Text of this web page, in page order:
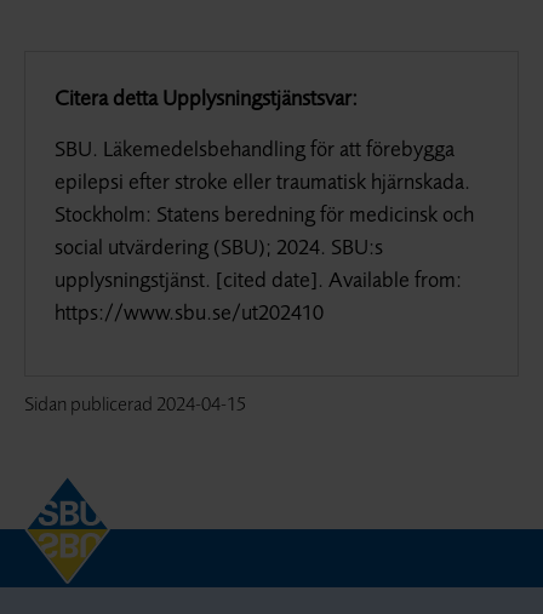
Citera detta Upplysningstjänstsvar:
SBU. Läkemedelsbehandling för att förebygga
epilepsi efter stroke eller traumatisk hjärnskada.
Stockholm: Statens beredning för medicinsk och
social utvärdering (SBU); 2024. SBU:s
upplysningstjänst. [cited date]. Available from:
https://www.sbu.se/ut202410
Sidan publicerad 2024-04-15